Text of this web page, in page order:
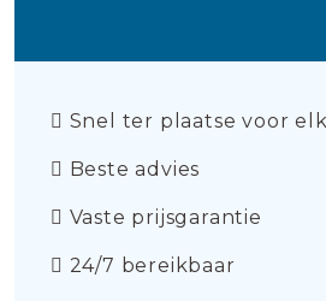
Snel ter plaatse voor
Beste advies
Vaste prijsgarantie
24/7 bereikbaar